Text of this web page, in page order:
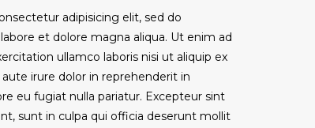
adipisicing elit, sed do
et dolore magna aliqua. Ut enim ad
ullamco laboris nisi ut aliquip ex
irure dolor in reprehenderit in
eu fugiat nulla pariatur. Excepteur sint
sunt in culpa qui officia deserunt mollit